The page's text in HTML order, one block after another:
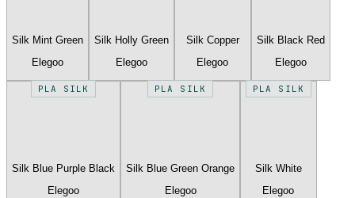
Silk Mint Green
Elegoo
Silk Holly Green
Elegoo
Silk Copper
Elegoo
Silk Black Red
Elegoo
PLA SILK
Silk Blue Purple Black
Elegoo
PLA SILK
Silk Blue Green Orange
Elegoo
PLA SILK
Silk White
Elegoo